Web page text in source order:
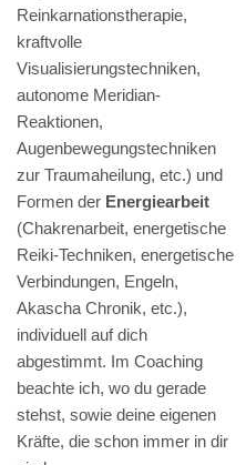
Reinkarnationstherapie,
kraftvolle
Visualisierungstechniken,
autonome Meridian-
Reaktionen,
Augenbewegungstechniken
zur Traumaheilung, etc.) und
Formen der Energiearbeit
(Chakrenarbeit, energetische
Reiki-Techniken, energetische
Verbindungen, Engeln,
Akascha Chronik, etc.),
individuell auf dich
abgestimmt. Im Coaching
beachte ich, wo du gerade
stehst, sowie deine eigenen
Kräfte, die schon immer in dir